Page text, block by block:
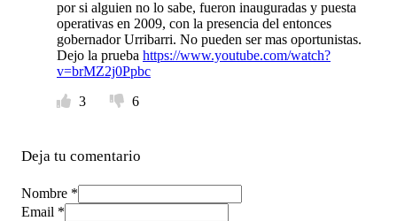
por si alguien no lo sabe, fueron inauguradas y puesta
operativas en 2009, con la presencia del entonces
gobernador Urribarri. No pueden ser mas oportunistas.
Dejo la prueba https://www.youtube.com/watch?
v=brMZ2j0Ppbc
3
6
Deja tu comentario
Nombre *
Email *